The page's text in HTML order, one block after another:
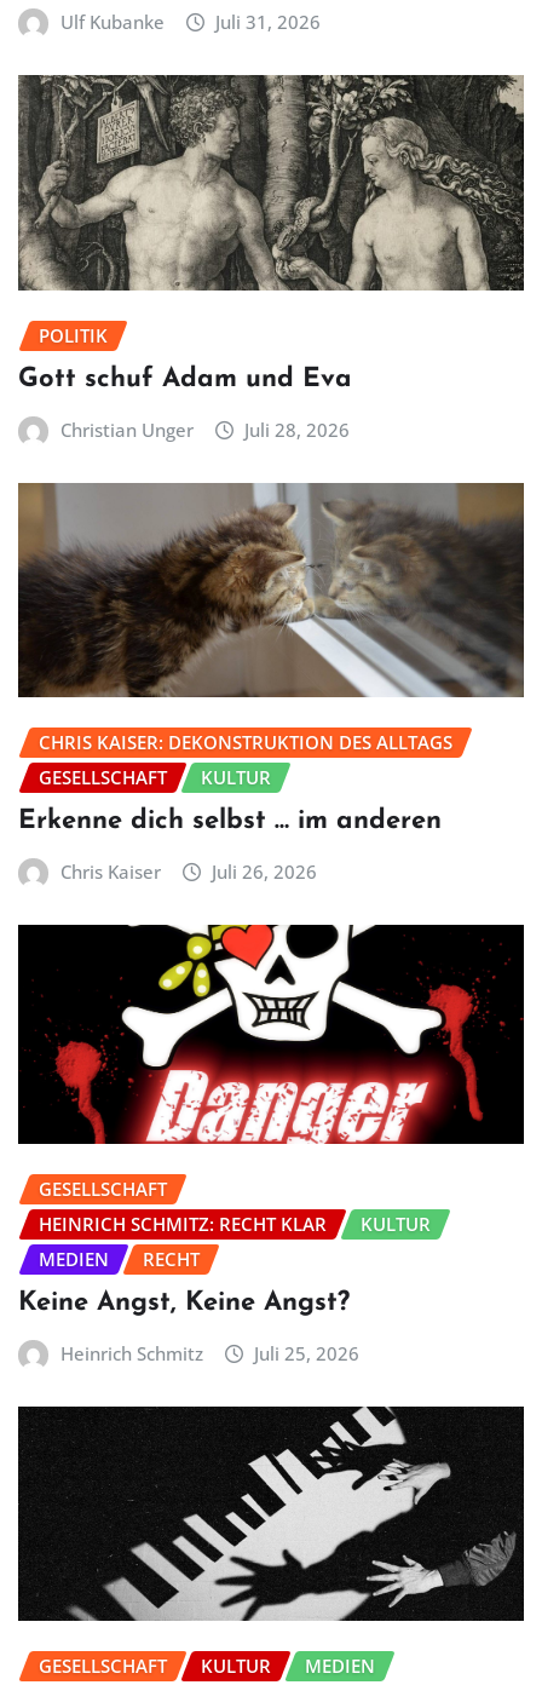
Ulf Kubanke Juli 31, 2026
POLITIK
Gott schuf Adam und Eva
Christian Unger Juli 28, 2026
CHRIS KAISER: DEKONSTRUKTION DES ALLTAGS
GESELLSCHAFT
KULTUR
Erkenne dich selbst … im anderen
Chris Kaiser Juli 26, 2026
GESELLSCHAFT
HEINRICH SCHMITZ: RECHT KLAR
KULTUR
MEDIEN
RECHT
Keine Angst, Keine Angst?
Heinrich Schmitz Juli 25, 2026
GESELLSCHAFT KULTUR
MEDIEN